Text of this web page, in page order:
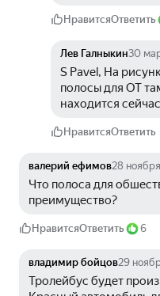
НравитсяОтветить
Лев Галныкин30
S Pavel, На
полосы для ОТ
находится
НравитсяОтветить
валерий ефимов28
Что полоса для
преимущество?
НравитсяОтветить 6
владимир бойцов29
Тролейбус будет